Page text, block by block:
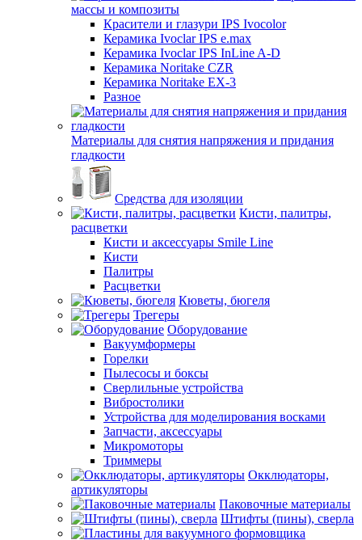
массы и композиты
Красители и глазури IPS Ivocolor
Керамика Ivoclar IPS e.max
Керамика Ivoclar IPS InLine A-D
Керамика Noritake CZR
Керамика Noritake EX-3
Разное
Материалы для снятия напряжения и придания
гладкости
Средства для изоляции
Кисти, палитры,
расцветки
Кисти и аксессуары Smile Line
Кисти
Палитры
Расцветки
Кюветы, бюгеля
Трегеры
Оборудование
Вакуумформеры
Горелки
Пылесосы и боксы
Сверлильные устройства
Вибростолики
Устройства для моделирования восками
Запчасти, аксессуары
Микромоторы
Триммеры
Окклюдаторы,
артикуляторы
Паковочные материалы
Штифты (пины), сверла